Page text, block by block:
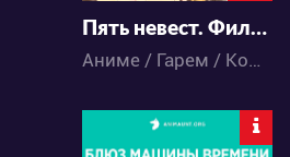
Пять невест. Фильм
Аниме / Гарем / Комедия / Романтика / Сёнэн / Школа